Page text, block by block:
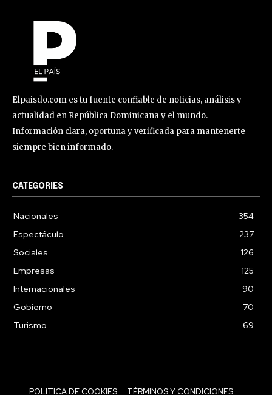
Elpaisdo.com es tu fuente confiable de noticias, análisis y
actualidad en República Dominicana y el mundo.
Información clara, oportuna y verificada para mantenerte
siempre bien informado.
CATEGORIES
Nacionales
354
Espectáculo
237
Sociales
126
Empresas
125
Internacionales
90
Gobierno
70
Turismo
69
POLITICA DE COOKIES TÉRMINOS Y CONDICIONES